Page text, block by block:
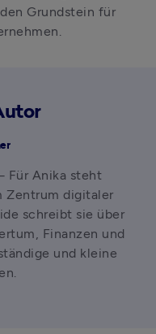
Grundstein für
Anika steht
Zentrum digitaler
schreibt sie über
Finanzen und
und kleine